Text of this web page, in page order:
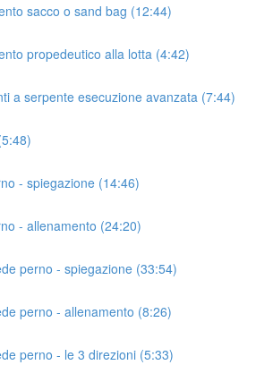
sacco o sand bag (12:44)
propedeutico alla lotta (4:42)
a serpente esecuzione avanzata (7:44)
- spiegazione (14:46)
- allenamento (24:20)
perno - spiegazione (33:54)
perno - allenamento (8:26)
perno - le 3 direzioni (5:33)